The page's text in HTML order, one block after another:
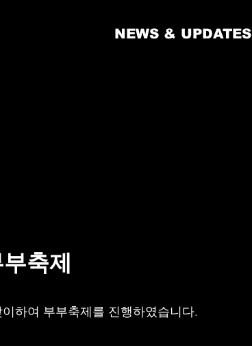
NEWS & UPDATES
축제
하여 부부축제를 진행하였습니다.